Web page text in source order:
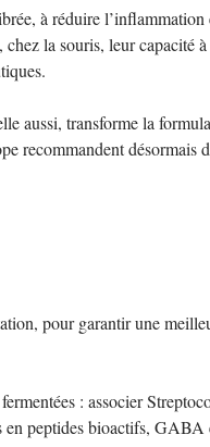
à réduire
la souris, leur capacité
aussi, transforme la
recommandent désormais
pour garantir une
: associer
peptides bioactifs, GABA